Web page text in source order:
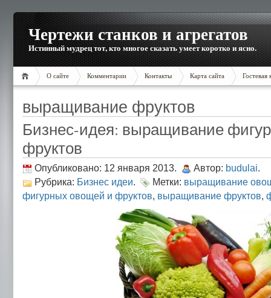
Чертежи станков и агрегатов
Истинный мудрец тот, кто многое сказать умеет коротко и ясно.
О сайте Комментарии Контакты Карта сайта Гостевая
выращивание фруктов
Бизнес-идея: выращивание
фруктов
Опубликовано: 12 января 2013. Автор: budulai.
Рубрика: Бизнес идеи. Метки: выращивание
фигурных овощей и фруктов, выращивание фруктов,